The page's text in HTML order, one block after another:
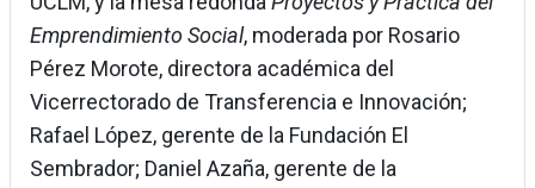
Emprendimiento Social, moderada por Rosario
Pérez Morote, directora académica del
Vicerrectorado de Transferencia e Innovación;
Rafael López, gerente de la Fundación El
Sembrador; Daniel Azaña, gerente de la